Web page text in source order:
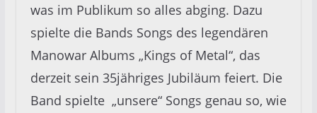
was im Publikum so alles abging. Dazu
spielte die Bands Songs des legendären
Manowar Albums „Kings of Metal“, das
derzeit sein 35jähriges Jubiläum feiert. Die
Band spielte „unsere“ Songs genau so, wie